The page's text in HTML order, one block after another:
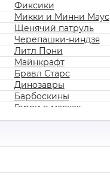
Фиксики
Микки и Минни Маус
Щенячий патруль
Черепашки-ниндзя
Литл Пони
Майнкрафт
Бравл Старс
Динозавры
Барбоскины
Герои в масках
Все мультгерои